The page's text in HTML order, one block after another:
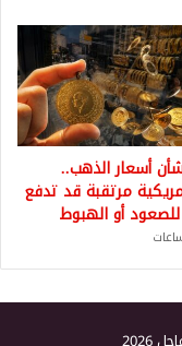
أسعار الذهب..
مرتقبة قد تدفع
للصعود أو الهبوط